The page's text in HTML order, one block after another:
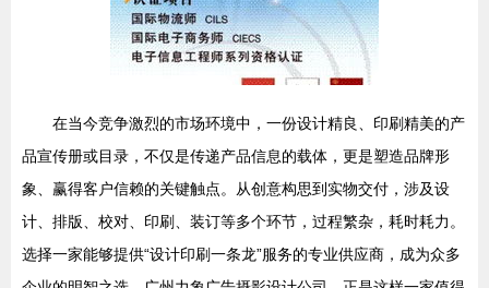
在当今竞争激烈的市场环境中，一份设计精良、印刷精美的产
品宣传册或目录，不仅是传递产品信息的载体，更是塑造品牌形
象、赢得客户信赖的关键触点。从创意构思到实物交付，涉及设
计、排版、校对、印刷、装订等多个环节，过程繁杂，耗时耗力。
选择一家能够提供“设计印刷一条龙”服务的专业供应商，成为众多